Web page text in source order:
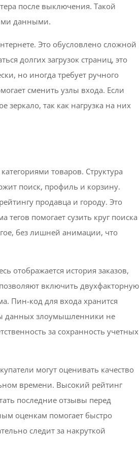
после выключения. Такой
данными.
Это обусловлено сложной
долгих загрузок страниц, это
но иногда требует ручного
сменить узлы входа. Если
зеркало, так как нагрузка на них
товаров. Структура
поиск, профиль и корзину.
продавца и городу. Это
помогает сузить круг поиска
без лишней анимации, что
отображается история заказов,
включить двухфакторную
Пин-код для входа хранится
данных злоумышленники не
за сохранность учетных
могут оценивать качество
времени. Высокий рейтинг
последние отзывы перед
оценкам помогает быстро
следит за накруткой